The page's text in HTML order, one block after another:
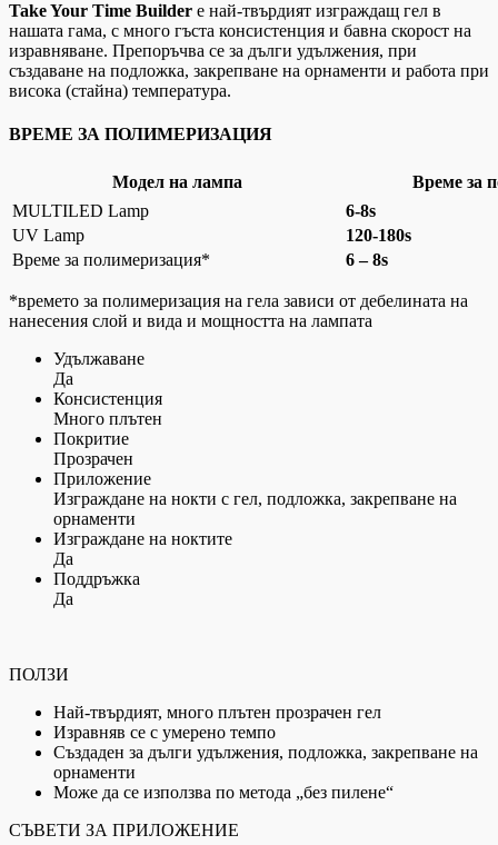
Take Your Time Builder е най-твърдият изграждащ гел в
нашата гама, с много гъста консистенция и бавна скорост на
изравняване. Препоръчва се за дълги удължения, при
създаване на подложка, закрепване на орнаменти и работа при
висока (стайна) температура.
ВРЕМЕ ЗА ПОЛИМЕРИЗАЦИЯ
Модел на лампа
Време за
MULTILED Lamp
6-8s
UV Lamp
120-180s
Време за полимеризация*
6 – 8s
*времето за полимеризация на гела зависи от дебелината на
нанесения слой и вида и мощността на лампата
Удължаване
Да
Консистенция
Много плътен
Покритие
Прозрачен
Приложение
Изграждане на нокти с гел, подложка, закрепване на
орнаменти
Изграждане на ноктите
Да
Поддръжка
Да
ПОЛЗИ
Най-твърдият, много плътен прозрачен гел
Изравняв се с умерено темпо
Създаден за дълги удължения, подложка, закрепване на
орнаменти
Може да се използва по метода „без пилене“
СЪВЕТИ ЗА ПРИЛОЖЕНИЕ